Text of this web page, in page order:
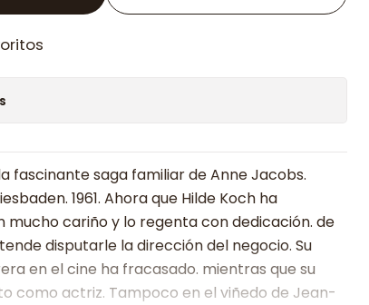
fascinante saga familiar de Anne Jacobs.
1961. Ahora que Hilde Koch ha
cariño y lo regenta con dedicación. de
disputarle la dirección del negocio. Su
en el cine ha fracasado. mientras que su
como actriz. Tampoco en el viñedo de Jean-